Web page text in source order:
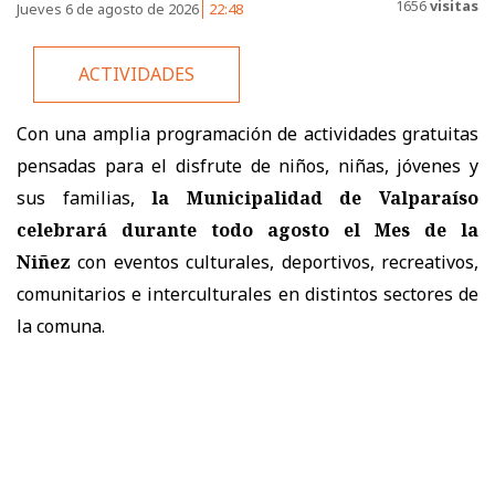
Jueves 6 de agosto de 2026 22:48 1656visitas
ACTIVIDADES
Con una amplia programación de actividades gratuitas
pensadas para el disfrute de niños, niñas, jóvenes y
sus familias,la Municipalidad de Valparaíso
celebrará durante todo agosto el Mes de la
Niñez con eventos culturales, deportivos, recreativos,
comunitarios e interculturales en distintos sectores de
la comuna.